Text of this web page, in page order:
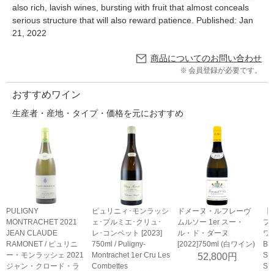
also rich, lavish wines, bursting with fruit that almost conceals
serious structure that will also reward patience. Published: Jan
21, 2022
商品についてのお問い合わせ
会員登録が必要です。
おすすめワイン
生産者・産地・タイプ・価格を元におすすめ
PULIGNY
MONTRACHET 2021
JEAN CLAUDE
RAMONET / ピュリニ
ー・モンラッシェ 2021
ジャン・クロード・ラ
ピュリニィ･モンラッシ
ェ･プルミエ･クリュ･
レ･コンベット [2023]
750ml / Puligny-
Montrachet 1er Cru Les
Combettes
ドメーヌ・ルフレーヴ
ムルソー 1er スー・
ル・ド・ダーヌ
[2022]750ml (白ワイン)
52,800円
フ
ワ